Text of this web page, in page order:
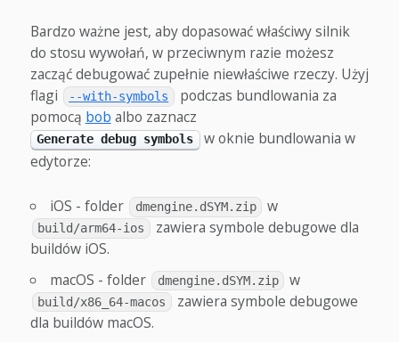
Bardzo ważne jest, aby dopasować właściwy silnik
do stosu wywołań, w przeciwnym razie możesz
zacząć debugować zupełnie niewłaściwe rzeczy. Użyj
flagi
--with-symbols
podczas bundlowania za
pomocą bob albo zaznacz
Generate debug symbols
w oknie bundlowania w
edytorze:
iOS - folder dmengine.dSYM.zip w
build/arm64-ios
zawiera symbole debugowe dla
buildów iOS.
macOS - folder
dmengine.dSYM.zip w
build/x86_64-macos
zawiera symbole debugowe
dla buildów macOS.